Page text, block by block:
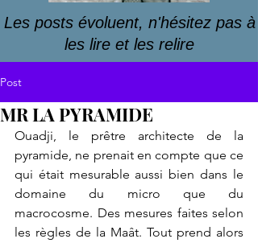
Les posts évoluent, n'hésitez pas à
les lire et les relire
Post
MR LA PYRAMIDE
Ouadji, le prêtre architecte de la
pyramide, ne prenait en compte que ce
qui était mesurable aussi bien dans le
domaine du micro que du
macrocosme. Des mesures faites selon
les règles de la Maât. Tout prend alors